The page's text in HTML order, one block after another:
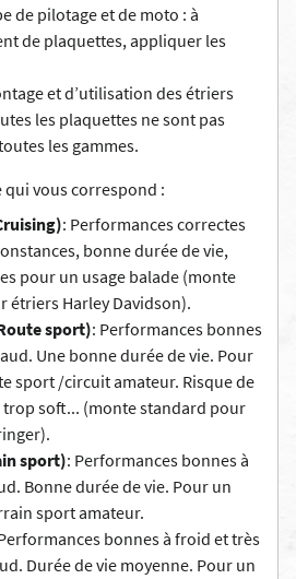
de pilotage et de moto : à
de plaquettes, appliquer les
et d’utilisation des étriers
les plaquettes ne sont pas
les gammes.
qui vous correspond :
: Performances correctes
bonne durée de vie,
pour un usage balade (monte
étriers Harley Davidson).
sport): Performances bonnes
Une bonne durée de vie. Pour
sport /circuit amateur. Risque de
trop soft... (monte standard pour
sport): Performances bonnes à
Bonne durée de vie. Pour un
sport amateur.
bonnes à froid et très
Durée de vie moyenne. Pour un